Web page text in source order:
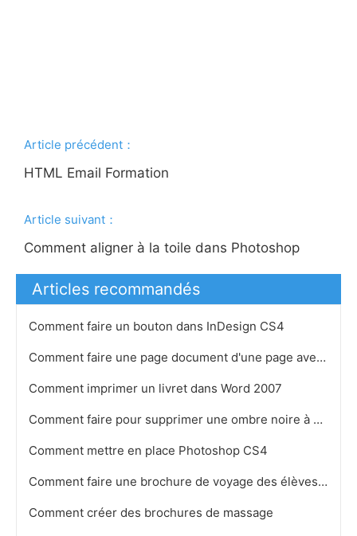
Article précédent：
HTML Email Formation
Article suivant：
Comment aligner à la toile dans Photoshop
Articles recommandés
Comment faire un bouton dans InDesign CS4
Comment faire une page document d'une page avec Scribus maquillage Software
Comment imprimer un livret dans Word 2007
Comment faire pour supprimer une ombre noire à partir de photos dans Photoshop
Comment mettre en place Photoshop CS4
Comment faire une brochure de voyage des élèves en utilisant Editeur
Comment créer des brochures de massage